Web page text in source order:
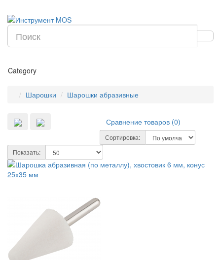
Category
Шарошки Шарошки абразивные
Сравнение товаров (0)
Сортировка:
Показать: